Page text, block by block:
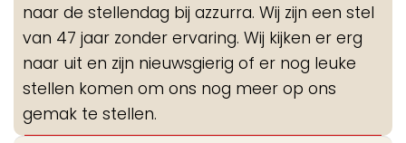
naar de stellendag bij azzurra. Wij zijn een stel
van 47 jaar zonder ervaring. Wij kijken er erg
naar uit en zijn nieuwsgierig of er nog leuke
stellen komen om ons nog meer op ons
gemak te stellen.